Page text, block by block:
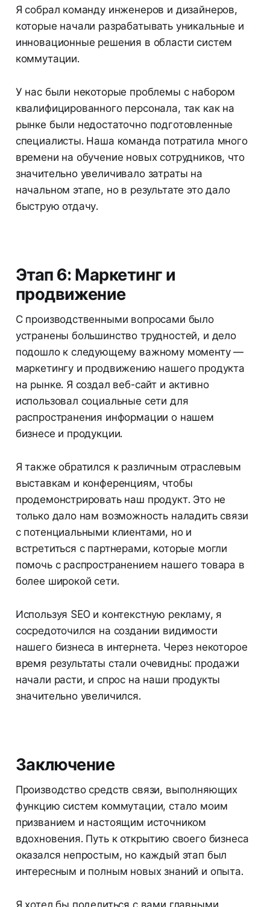
Я собрал команду инженеров и дизайнеров,
которые начали разрабатывать уникальные и
инновационные решения в области систем
коммутации.
У нас были некоторые проблемы с набором
квалифицированного персонала, так как на
рынке были недостаточно подготовленные
специалисты. Наша команда потратила много
времени на обучение новых сотрудников, что
значительно увеличивало затраты на
начальном этапе, но в результате это дало
быструю отдачу.
Этап 6: Маркетинг и
продвижение
С производственными вопросами было
устранены большинство трудностей, и дело
подошло к следующему важному моменту —
маркетингу и продвижению нашего продукта
на рынке. Я создал веб-сайт и активно
использовал социальные сети для
распространения информации о нашем
бизнесе и продукции.
Я также обратился к различным отраслевым
выставкам и конференциям, чтобы
продемонстрировать наш продукт. Это не
только дало нам возможность наладить связи
с потенциальными клиентами, но и
встретиться с партнерами, которые могли
помочь с распространением нашего товара в
более широкой сети.
Используя SEO и контекстную рекламу, я
сосредоточился на создании видимости
нашего бизнеса в интернета. Через некоторое
время результаты стали очевидны: продажи
начали расти, и спрос на наши продукты
значительно увеличился.
Заключение
Производство средств связи, выполняющих
функцию систем коммутации, стало моим
призванием и настоящим источником
вдохновения. Путь к открытию своего бизнеса
оказался непростым, но каждый этап был
интересным и полным новых знаний и опыта.
Я хотел бы поделиться с вами главными